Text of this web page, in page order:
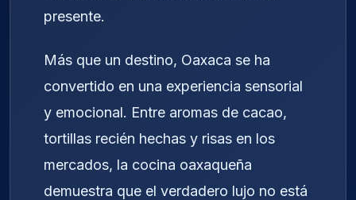
presente.
Más que un destino, Oaxaca se ha
convertido en una experiencia sensorial
y emocional. Entre aromas de cacao,
tortillas recién hechas y risas en los
mercados, la cocina oaxaqueña
demuestra que el verdadero lujo no está